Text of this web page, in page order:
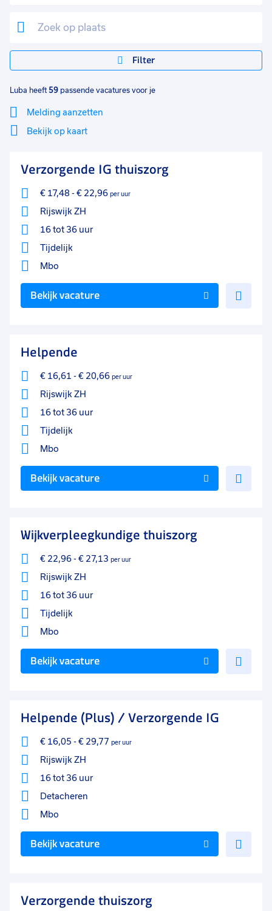
Filter
Hbo 1
Havo 1
Soort contract 0
Uitzicht op vast 33
Tijdelijk 26
Detacheren
37 - 40+ uur 28
33 - 36 uur 18
17 - 24 uur 11
0 - 8 uur 11
Luba heeft 59 passende vacatures voor je
Melding aanzetten
Bekijk op kaart
Filter
Sluiten
Verzorgende IG thuiszorg
€ 17,48 - € 22,96 per uur
Rijswijk ZH
16 tot 36 uur
Tijdelijk
Mbo
Bekijk vacature
Helpende
€ 16,61 - € 20,66 per uur
Rijswijk ZH
16 tot 36 uur
Tijdelijk
Mbo
Bekijk vacature
Wijkverpleegkundige thuiszorg
€ 22,96- € 27,13 per uur
Rijswijk ZH
16 tot 36 uur
Tijdelijk
Mbo
Bekijk vacature
Helpende (Plus) / Verzorgende IG
€ 16,05 - € 29,77 per uur
Rijswijk ZH
16 tot 36 uur
Detacheren
Mbo
Bekijk vacature
Verzorgende thuiszorg